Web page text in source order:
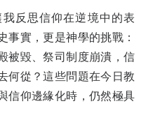
反思信仰在逆境中的表
事實，更是神學的挑戰：
被毀、祭司制度崩潰，信
何從？這些問題在今日教
信仰邊緣化時，仍然極具